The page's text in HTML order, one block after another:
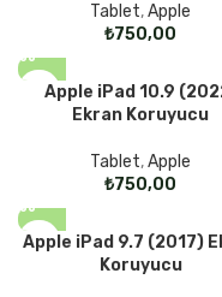
Tablet,Apple
₺
Apple iPad 10.9
Ekran Koruyucu
Tablet,Apple
₺
Apple iPad 9.7 (2017)
Koruyucu